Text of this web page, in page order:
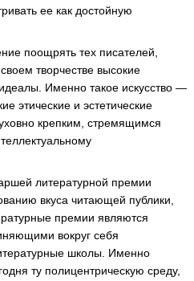
ее как достойную
поощрять тех писателей,
творчестве высокие
Именно такое искусство —
этические и эстетические
крепким, стремящимся
литературной премии
вкуса читающей публики,
премии являются
вокруг себя
школы. Именно
ту полицентрическую среду,